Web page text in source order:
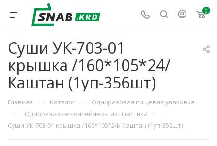
0
Суши УК-703-01
крышка /160*105*24/
Каштан (1уп-356шт)
Главная — Каталог — Одноразовая пищевая упаковка
— Одноразовые контейнеры из пластика —
Суши УК-703-01 крышка /160*105*24/ Каштан (1уп-356шт)